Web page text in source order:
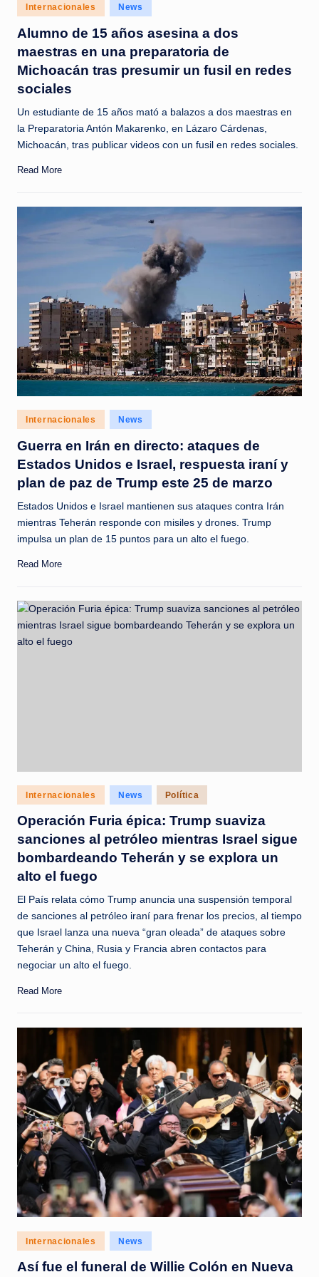
c
i
a
s
l
i
n
t
a
t
Posted
in
Internacionales News
Alumno de 15 años asesina a dos
maestras en una preparatoria de
Michoacán tras presumir un fusil en redes
sociales
Un estudiante de 15 años mató a balazos a dos maestras en
la Preparatoria Antón Makarenko, en Lázaro Cárdenas,
Michoacán, tras publicar videos con un fusil en redes sociales.
Read More
Posted
in
Internacionales News
Guerra en Irán en directo: ataques de
Estados Unidos e Israel, respuesta iraní y
plan de paz de Trump este 25 de marzo
Estados Unidos e Israel mantienen sus ataques contra Irán
mientras Teherán responde con misiles y drones. Trump
impulsa un plan de 15 puntos para un alto el fuego. ​
Read More
Posted
in
Internacionales News Política
Operación Furia épica: Trump suaviza
sanciones al petróleo mientras Israel sigue
bombardeando Teherán y se explora un
alto el fuego
El País relata cómo Trump anuncia una suspensión temporal
de sanciones al petróleo iraní para frenar los precios, al tiempo
que Israel lanza una nueva “gran oleada” de ataques sobre
Teherán y China, Rusia y Francia abren contactos para
negociar un alto el fuego.
Read More
Posted
in
Internacionales News
Así fue el funeral de Willie Colón en Nueva